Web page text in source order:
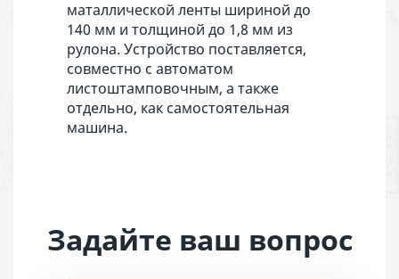
маталлической ленты шириной до
140 мм и толщиной до 1,8 мм из
рулона. Устройство поставляется,
совместно с автоматом
листоштамповочным, а также
отдельно, как самостоятельная
машина.
Задайте ваш вопрос